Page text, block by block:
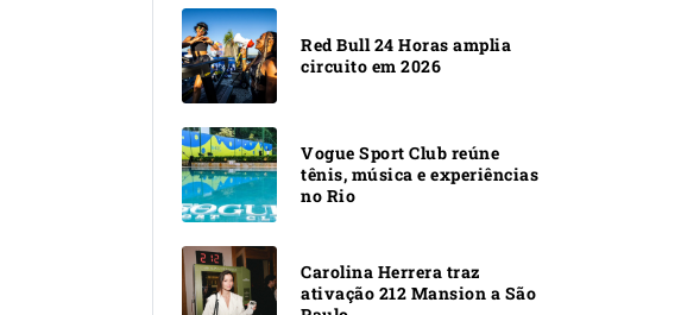
Red Bull 24 Horas amplia
circuito em 2026
Vogue Sport Club reúne
tênis, música e experiências
no Rio
Carolina Herrera traz
ativação 212 Mansion a São